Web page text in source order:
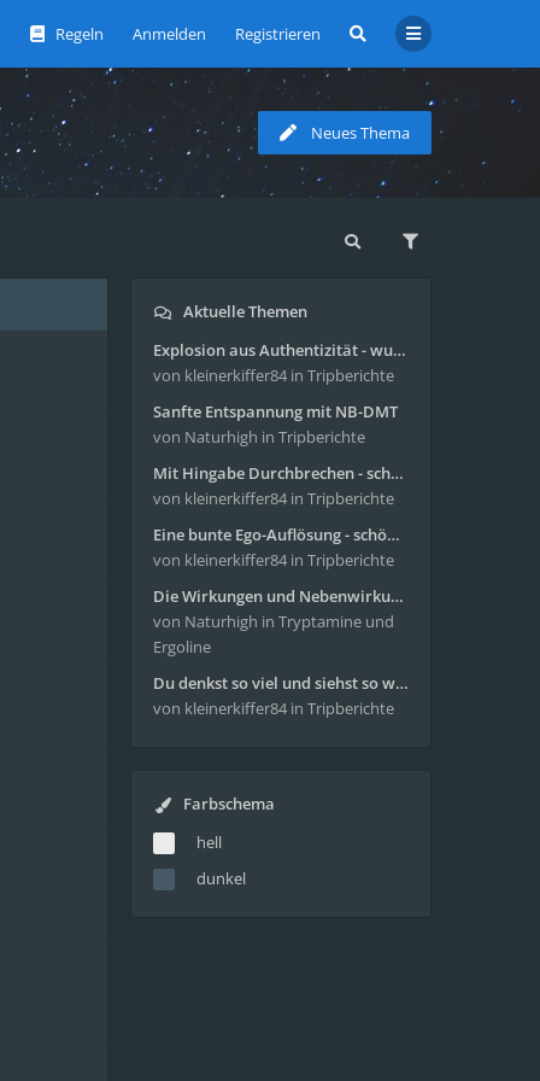
Regeln Anmelden Registrieren
Neues Thema
Aktuelle Themen
Explosion aus Authentizität - wunderbare Reise mit 4g Pilze
von kleinerkiffer84 in Tripberichte
Sanfte Entspannung mit NB-DMT
von Naturhigh in Tripberichte
Mit Hingabe Durchbrechen - schöne Reise mit 4g Pilze
von kleinerkiffer84 in Tripberichte
Eine bunte Ego-Auflösung - schöne Reise mit 4-AcO-DMT
von kleinerkiffer84 in Tripberichte
Die Wirkungen und Nebenwirkungen von LSD
von Naturhigh in Tryptamine und
Ergoline
Du denkst so viel und siehst so wenig - wunderbare Reise mit 4g Pilze
von kleinerkiffer84 in Tripberichte
Farbschema
hell
dunkel